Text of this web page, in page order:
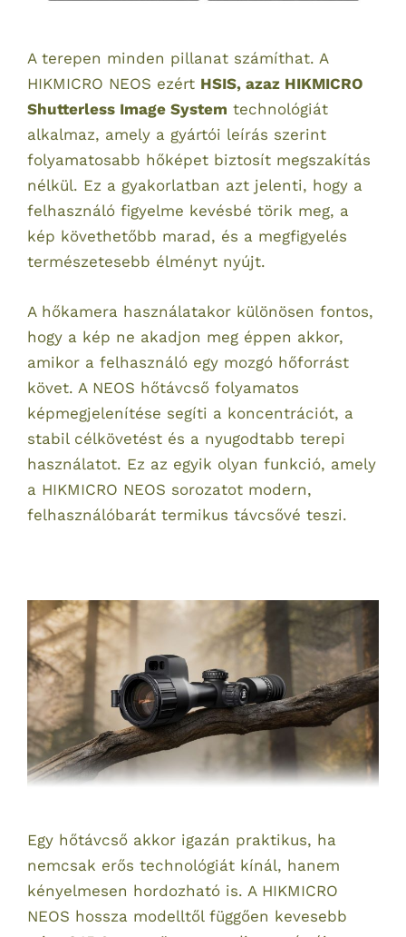
A terepen minden pillanat számíthat. A
HIKMICRO NEOS ezért HSIS, azaz HIKMICRO
Shutterless Image System technológiát
alkalmaz, amely a gyártói leírás szerint
folyamatosabb hőképet biztosít megszakítás
nélkül. Ez a gyakorlatban azt jelenti, hogy a
felhasználó figyelme kevésbé törik meg, a
kép követhetőbb marad, és a megfigyelés
természetesebb élményt nyújt.
A hőkamera használatakor különösen fontos,
hogy a kép ne akadjon meg éppen akkor,
amikor a felhasználó egy mozgó hőforrást
követ. A NEOS hőtávcső folyamatos
képmegjelenítése segíti a koncentrációt, a
stabil célkövetést és a nyugodtabb terepi
használatot. Ez az egyik olyan funkció, amely
a HIKMICRO NEOS sorozatot modern,
felhasználóbarát termikus távcsővé teszi.
Egy hőtávcső akkor igazán praktikus, ha
nemcsak erős technológiát kínál, hanem
kényelmesen hordozható is. A HIKMICRO
NEOS hossza modelltől függően kevesebb